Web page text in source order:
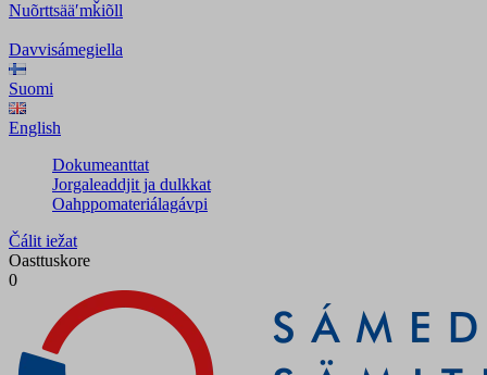
Nuõrttsääʹmǩiõll
Davvisámegiella
Suomi
English
Dokumeanttat
Jorgaleaddjit ja dulkkat
Oahppomateriálagávpi
Čálit iežat
Oasttuskore
0